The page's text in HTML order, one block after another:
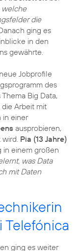
welche
die
ging es
in den
gewährte.
Jobprofile
des
Big Data,
die Arbeit mit
in einer
ausprobieren,
Pia (13 Jahre)
in einem großen
was Data
mit Daten
ging es weiter